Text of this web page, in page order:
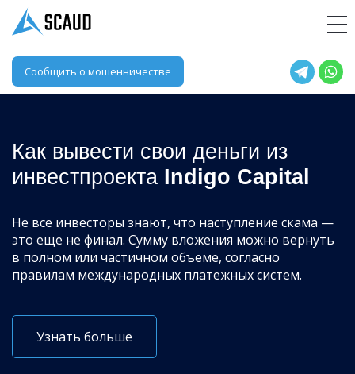
Сообщить о мошенничестве
Как вывести свои деньги из
инвестпроекта Indigo Capital
Не все инвесторы знают, что наступление скама —
это еще не финал. Сумму вложения можно вернуть
в полном или частичном объеме, согласно
правилам международных платежных систем.
Узнать больше